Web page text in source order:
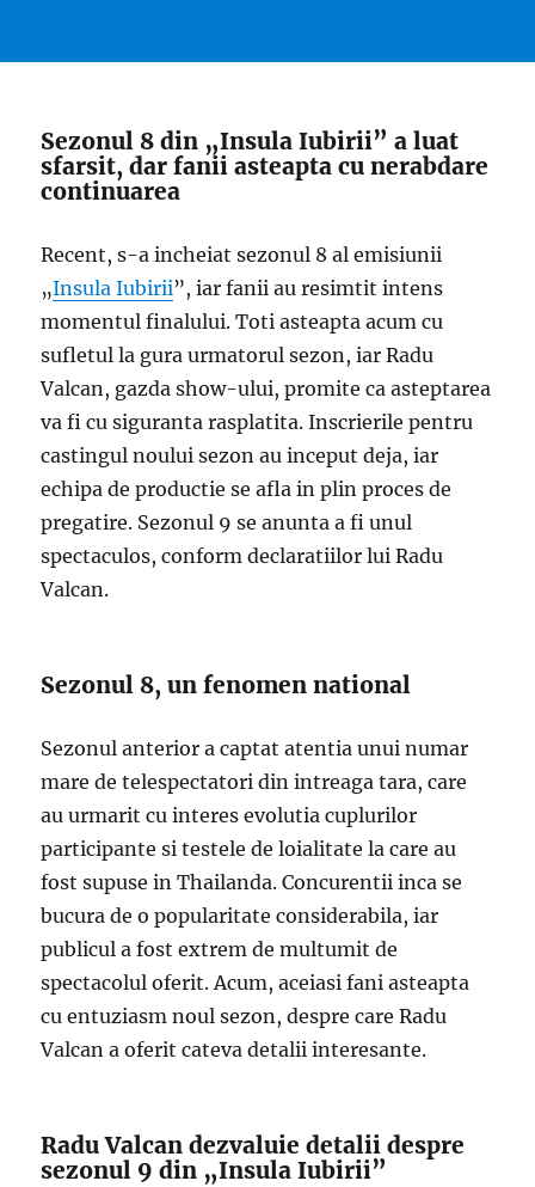
Sezonul 8 din „Insula Iubirii” a luat
sfarsit, dar fanii asteapta cu nerabdare
continuarea
Recent, s-a incheiat sezonul 8 al emisiunii
„Insula Iubirii”, iar fanii au resimtit intens
momentul finalului. Toti asteapta acum cu
sufletul la gura urmatorul sezon, iar Radu
Valcan, gazda show-ului, promite ca asteptarea
va fi cu siguranta rasplatita. Inscrierile pentru
castingul noului sezon au inceput deja, iar
echipa de productie se afla in plin proces de
pregatire. Sezonul 9 se anunta a fi unul
spectaculos, conform declaratiilor lui Radu
Valcan.
Sezonul 8, un fenomen national
Sezonul anterior a captat atentia unui numar
mare de telespectatori din intreaga tara, care
au urmarit cu interes evolutia cuplurilor
participante si testele de loialitate la care au
fost supuse in Thailanda. Concurentii inca se
bucura de o popularitate considerabila, iar
publicul a fost extrem de multumit de
spectacolul oferit. Acum, aceiasi fani asteapta
cu entuziasm noul sezon, despre care Radu
Valcan a oferit cateva detalii interesante.
Radu Valcan dezvaluie detalii despre
sezonul 9 din „Insula Iubirii”